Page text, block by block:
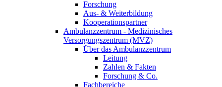
Forschung
Aus- & Weiterbildung
Kooperationspartner
Ambulanzzentrum - Medizinisches
Versorgungszentrum (MVZ)
Über das Ambulanzzentrum
Leitung
Zahlen & Fakten
Forschung & Co.
Fachbereiche